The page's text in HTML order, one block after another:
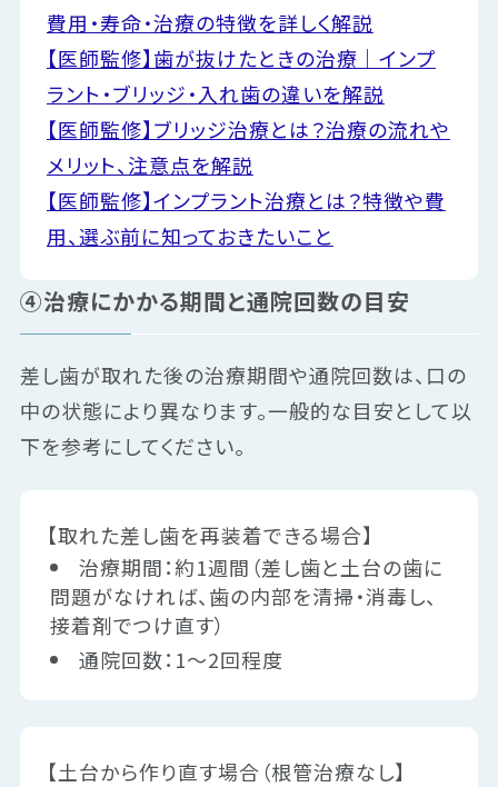
費用・寿命・治療の特徴を詳しく解説
【医師監修】歯が抜けたときの治療｜インプ
ラント・ブリッジ・入れ歯の違いを解説
【医師監修】ブリッジ治療とは？治療の流れや
メリット、注意点を解説
【医師監修】インプラント治療とは？特徴や費
用、選ぶ前に知っておきたいこと
④治療にかかる期間と通院回数の目安
差し歯が取れた後の治療期間や通院回数は、口の
中の状態により異なります。一般的な目安として以
下を参考にしてください。
【取れた差し歯を再装着できる場合】
治療期間：約1週間（差し歯と土台の歯に
問題がなければ、歯の内部を清掃・消毒し、
接着剤でつけ直す）
通院回数：1～2回程度
【土台から作り直す場合（根管治療なし】